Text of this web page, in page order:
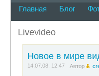
Главная Блог
Livevideo
Новое в мире
14.07.08, 12:47 Автор